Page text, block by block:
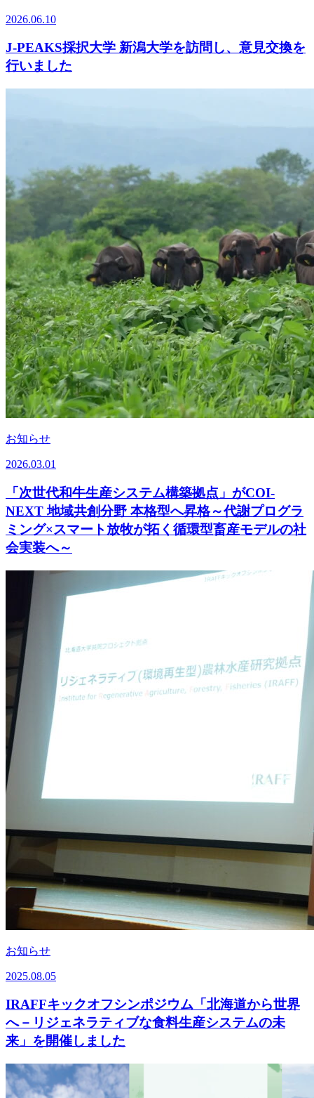
2026.06.10
J-PEAKS採択大学 新潟大学を訪問し、意見交換を
行いました
お知らせ
2026.03.01
「次世代和牛生産システム構築拠点」がCOI-
NEXT 地域共創分野 本格型へ昇格～代謝プログラ
ミング×スマート放牧が拓く循環型畜産モデルの社
会実装へ～
お知らせ
2025.08.05
IRAFFキックオフシンポジウム「北海道から世界
へ－リジェネラティブな食料生産システムの未
来」を開催しました